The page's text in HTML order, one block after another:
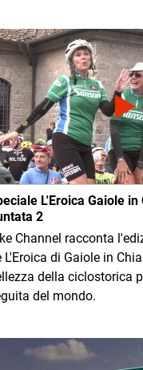
L'Eroica Gaiole
2
Channel racconta
L'Eroica di Gaiole in
della ciclostorica
del mondo.